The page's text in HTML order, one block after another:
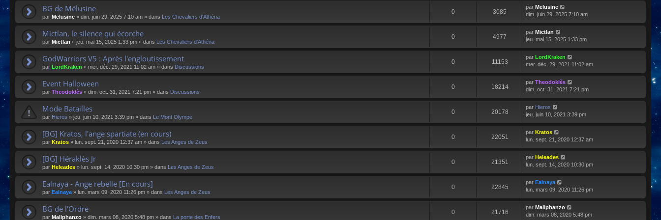
BG de Mélusine
par Melusine » dim. juin 29, 2025 7:10 am » dans Les Chevaliers d'Athéna
0 3085
par Melusine
dim. juin 29, 2025 7:10 am
Mictlan, le silence qui écorche
par Mictlan » jeu. mai 15, 2025 1:33 pm » dans Les Chevaliers d'Athéna
0 4977
par Mictlan
jeu. mai 15, 2025 1:33 pm
GodWarriors V5 : Après l'engloutissement
par LordKraken » mer. déc. 29, 2021 11:02 am » dans Discussions
0 11153
par LordKraken
mer. déc. 29, 2021 11:02 am
Event Halloween
par Theodoklès » dim. oct. 31, 2021 7:21 pm » dans Discussions
0 18214
par Theodoklès
dim. oct. 31, 2021 7:21 pm
Mode Batailles
par Hieros » jeu. juin 10, 2021 3:39 pm » dans Le Mont Olympe
0 20178
par Hieros
jeu. juin 10, 2021 3:39 pm
[BG] Kratos, l'ange spartiate (en cours)
par Kratos » lun. sept. 21, 2020 12:37 am » dans Les Anges de Zeus
0 22051
par Kratos
lun. sept. 21, 2020 12:37 am
[BG] Héraklès Jr
par Heleades » lun. sept. 14, 2020 10:30 pm » dans Les Anges de Zeus
0 21351
par Heleades
lun. sept. 14, 2020 10:30 pm
Ealnaya - Ange rebelle [En cours]
par Ealnaya» lun. mars 09, 2020 11:26 pm » dans Les Anges de Zeus
0 22845
par Ealnaya
lun. mars 09, 2020 11:26 pm
BG de l'Ordre
par Maliphanzo » dim. mars 08, 2020 5:48 pm » dans La porte des Enfers
0 21716
par Maliphanzo
dim. mars 08, 2020 5:48 pm